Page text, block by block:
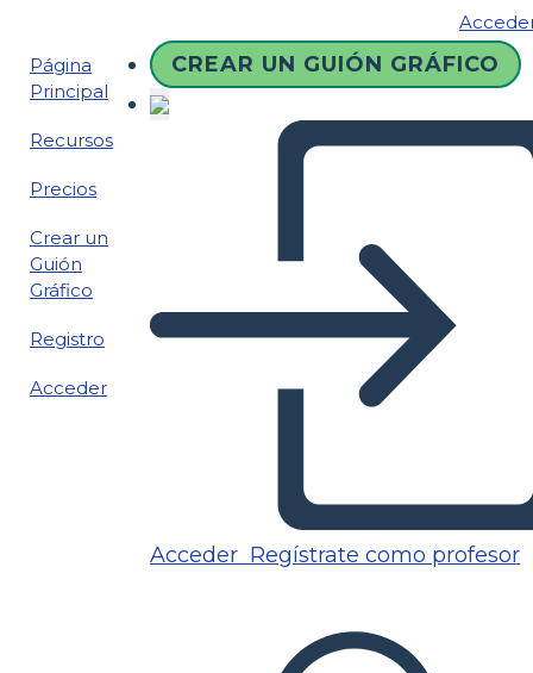
Página
Principal
Recursos
Precios
Crear un
Guión
Gráfico
Registro
Acceder
CREAR UN GUIÓN GRÁFICO
Acceder Regístrate como profesor